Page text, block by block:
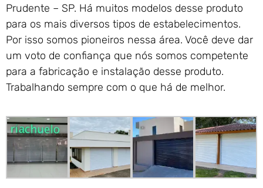
Prudente – SP. Há muitos modelos desse produto
para os mais diversos tipos de estabelecimentos.
Por isso somos pioneiros nessa área. Você deve dar
um voto de confiança que nós somos competente
para a fabricação e instalação desse produto.
Trabalhando sempre com o que há de melhor.